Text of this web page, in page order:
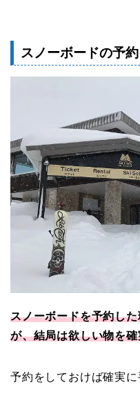
スノーボードの予
スノーボードを予約し
が、結局は欲しい物を
予約をしておけば確実に